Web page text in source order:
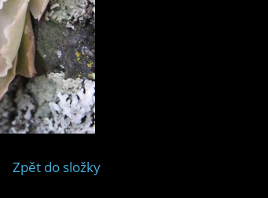
Zpět do složky